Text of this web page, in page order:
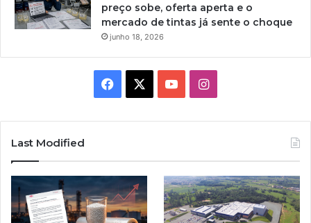
preço sobe, oferta aperta e o
mercado de tintas já sente o choque
junho 18, 2026
Facebook YouTubeInstagram
Last Modified